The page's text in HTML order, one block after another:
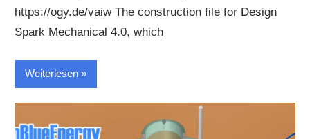
https://ogy.de/vaiw The construction file for Design
Spark Mechanical 4.0, which
Weiterlesen